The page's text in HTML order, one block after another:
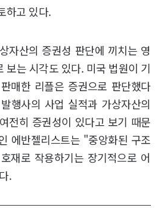
하고 있다.
자산의 증권성 판단에 끼치는 영
보는 시각도 있다. 미국 법원이 기
매한 리플은 증권으로 판단했다
행사의 사업 실적과 가상자산의
전히 증권성이 있다고 보기 때문
에반젤리스트는 "중앙화된 구조
재로 작용하기는 장기적으로 어
.